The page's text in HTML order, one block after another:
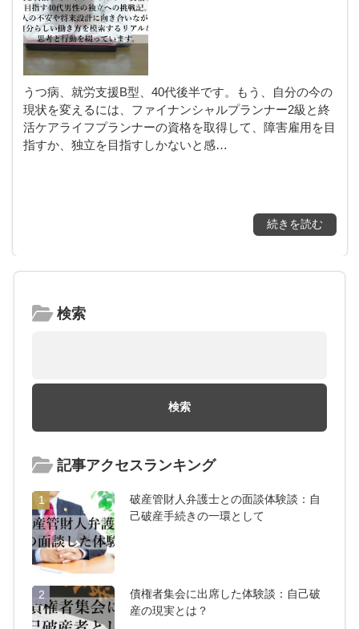
うつ病、就労支援B型、40代後半です。もう、自分の今の
現状を変えるには、ファイナンシャルプランナー2級と終
活ケアライフプランナーの資格を取得して、障害雇用を目
指すか、独立を目指すしかないと感…
続きを読む
検索
記事アクセスランキング
1
破産管財人弁護士との面談体験談：自
己破産手続きの一環として
2
債権者集会に出席した体験談：自己破
産の現実とは？